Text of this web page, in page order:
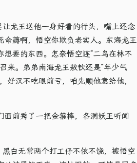
龙王送他一身好看的行头，嘴上还念
薅啊，悟空你欺负老实人。东海龙王
要的东西。怎奈悟空连“二鸟在林不
来。弟弟南海龙王敖钦还是“年少气
好汉不吃眼前亏，咱先顺他意给他，
前秀了一把金箍棒，各洞妖王听闻
白无常两个打工仔不依不饶，被悟空